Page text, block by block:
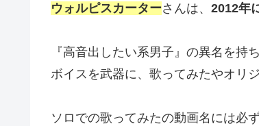
ウォルピスカーターさんは、 2012年
『高音出したい系男子』の異名を
ボイスを武器に、歌ってみたやオリ
ソロでの歌ってみたの動画名には必